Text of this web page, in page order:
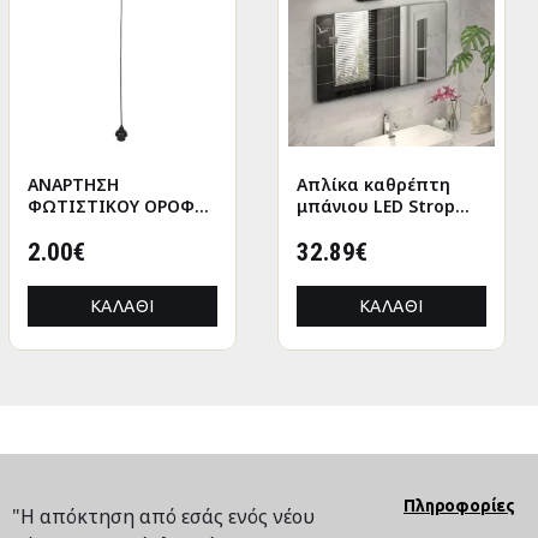
ΑΝΑΡΤΗΣΗ
ΦΩΤΙΣΤΙΚΟΥ ΟΡΟΦΗΣ
ΡΟΔΕΛΑΣ-ΜΑΥΡΟ
2.00€
ΚΑΛΆΘΙ
Απλίκα καθρέπτη
μπάνιου LED Strop
μαύρο 35εκ.
32.89€
ΚΑΛΆΘΙ
ANΤΑΛΛΑΚΤΙΚΑ
ΜΠΡΑΤΣΑ ΣΕΤ ΑΠΟ
20.00€
ΚΑΛΆΘΙ
GAMEPAD HOLDER
WITH USB HM8787
9.92€
ΚΑΛΆΘΙ
"Η απόκτηση από εσάς ενός νέου
Πληροφορίες